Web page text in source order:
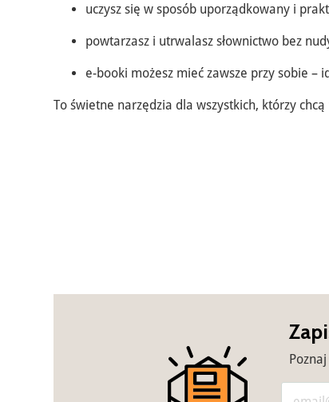
uczysz się w sposób uporządkowany i
powtarzasz i utrwalasz słownictwo bez
e-booki możesz mieć zawsze przy sobie
To świetne narzędzia dla wszystkich, którzy